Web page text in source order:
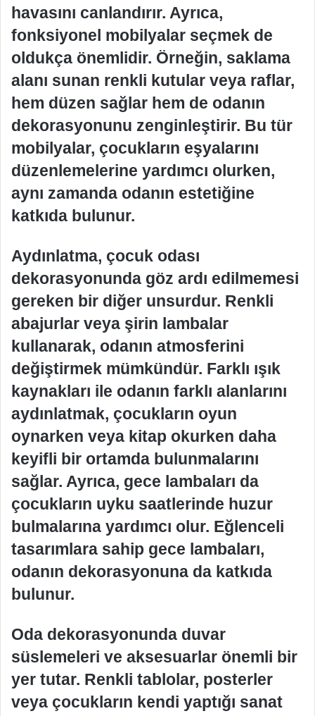
havasını canlandırır. Ayrıca,
fonksiyonel mobilyalar seçmek de
oldukça önemlidir. Örneğin, saklama
alanı sunan renkli kutular veya raflar,
hem düzen sağlar hem de odanın
dekorasyonunu zenginleştirir. Bu tür
mobilyalar, çocukların eşyalarını
düzenlemelerine yardımcı olurken,
aynı zamanda odanın estetiğine
katkıda bulunur.
Aydınlatma, çocuk odası
dekorasyonunda göz ardı edilmemesi
gereken bir diğer unsurdur. Renkli
abajurlar veya şirin lambalar
kullanarak, odanın atmosferini
değiştirmek mümkündür. Farklı ışık
kaynakları ile odanın farklı alanlarını
aydınlatmak, çocukların oyun
oynarken veya kitap okurken daha
keyifli bir ortamda bulunmalarını
sağlar. Ayrıca, gece lambaları da
çocukların uyku saatlerinde huzur
bulmalarına yardımcı olur. Eğlenceli
tasarımlara sahip gece lambaları,
odanın dekorasyonuna da katkıda
bulunur.
Oda dekorasyonunda duvar
süslemeleri ve aksesuarlar önemli bir
yer tutar. Renkli tablolar, posterler
veya çocukların kendi yaptığı sanat